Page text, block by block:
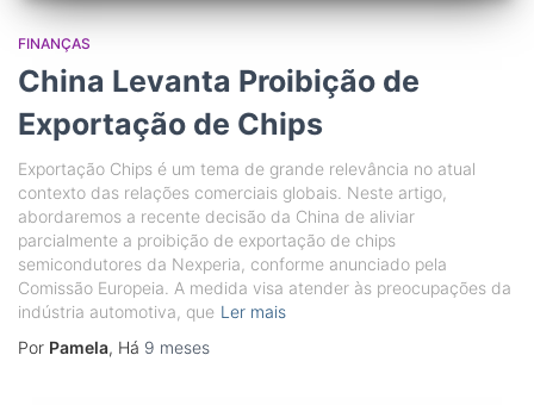
FINANÇAS
China Levanta Proibição de
Exportação de Chips
Exportação Chips é um tema de grande relevância no atual
contexto das relações comerciais globais. Neste artigo,
abordaremos a recente decisão da China de aliviar
parcialmente a proibição de exportação de chips
semicondutores da Nexperia, conforme anunciado pela
Comissão Europeia. A medida visa atender às preocupações da
indústria automotiva, que Ler mais
Por Pamela, Há 9 meses